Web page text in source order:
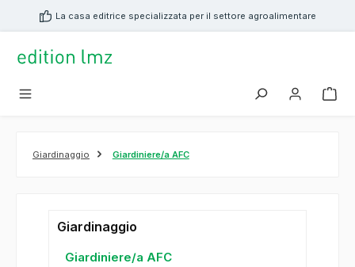
principaleLa casa editrice specializzata per il settore agroalimentare
Giardinaggio Giardiniere/a AFC
Giardinaggio
Giardiniere/a AFC